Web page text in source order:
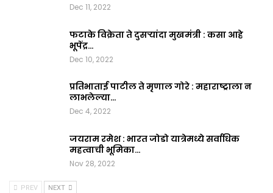
Dec 11, 2022
फटाके विक्रेता ते दुसऱ्यांदा मुखमंत्री : कसा आहे
भूपेंद्र…
Dec 10, 2022
प्रतिभाताई पाटील ते मृणाल गोरे : महाराष्ट्राला न
लाभलेल्या…
Dec 4, 2022
जयराम रमेश : भारत जोडो यात्रेमध्ये सर्वाधिक
महत्वाची भूमिका…
Nov 28, 2022
PREV NEXT